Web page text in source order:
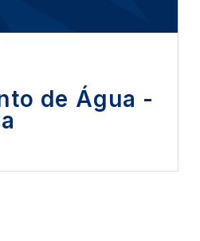
de Água -